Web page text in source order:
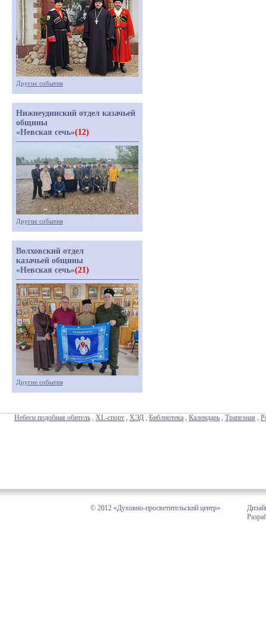
Другие события
Нижнеудинский отдел казачьей
общины
«Невская сечь»(12)
Другие события
Волховский отдел
казачьей общины
«Невская сечь»(21)
Другие события
Небеси подобная обитель , XL-спорт , ХЭД , Библиотека , Календарь , Трапезная ,
© 2012 «Духовно-просветительский центр»